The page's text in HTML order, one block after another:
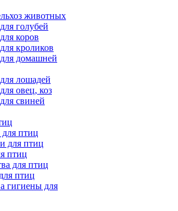
животных
голубей
коров
кроликов
домашней
лошадей
овец, коз
свиней
птиц
для птиц
птиц
для птиц
птиц
гигиены для